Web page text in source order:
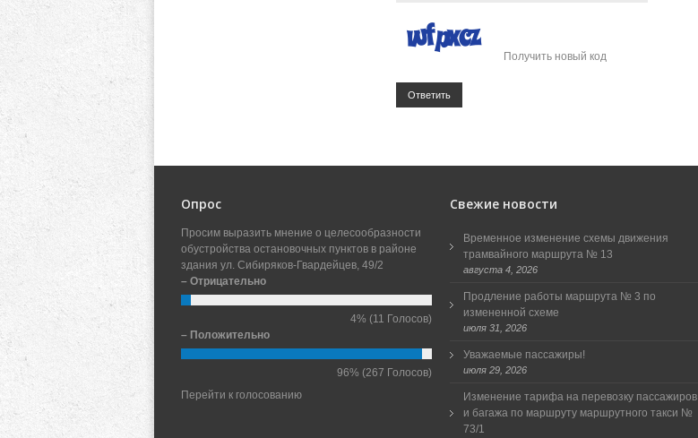
Получить новый код
Ответить
Опрос
Просим выразить мнение о целесообразности
обустройства остановочных пунктов в районе
здания ул. Сибиряков-Гвардейцев, 49/2
– Отрицательно
4% (11 Голосов)
– Положительно
96% (267 Голосов)
Перейти к голосованию
Свежие новости
Временное изменение схемы движения
трамвайного маршрута № 13
августа 4, 2026
Продление работы маршрута № 3 по
измененной схеме
июля 31, 2026
Уважаемые пассажиры!
июля 29, 2026
Изменение тарифа на перевозку пассажиров
и багажа по маршруту маршрутного такси №
73/1